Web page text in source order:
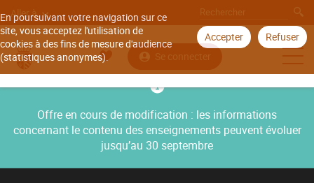
En poursuivant votre navigation sur ce
site, vous acceptez l'utilisation de
cookies à des fins de mesure d'audience
(statistiques anonymes).
Accepter Refuser
Aller à
Se connecter
Offre en cours de modification : les informations
concernant le contenu des enseignements peuvent évoluer
jusqu’au 30 septembre